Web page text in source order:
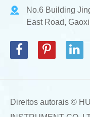
No.6 Building
East Road,
Direitos autorais ©